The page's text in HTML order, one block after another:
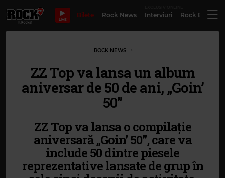
LIVE
Bilete Rock News Interviuri Rock
ROCK NEWS
ZZ Top va lansa un album
aniversar de 50 de ani, „Goin’
50”
ZZ Top va lansa o compilaţie
aniversară „Goin’ 50”, care va
include 50 dintre piesele
reprezentative lansate de grup în